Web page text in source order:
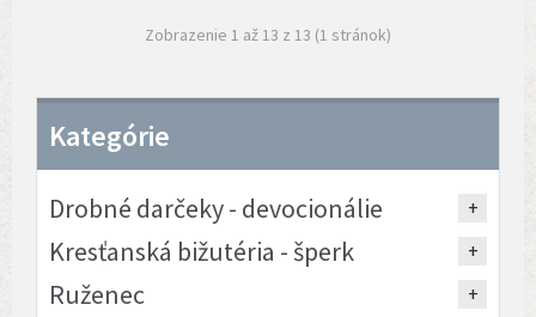
Zobrazenie 1 až 13 z 13 (1 stránok)
Kategórie
Drobné darčeky - devocionálie
Kresťanská bižutéria - šperk
Ruženec